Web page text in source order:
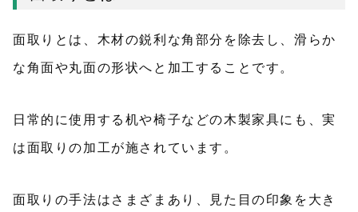
面取りとは、木材の鋭利な角部分を除去し、滑らか
な角面や丸面の形状へと加工することです。
日常的に使用する机や椅子などの木製家具にも、実
は面取りの加工が施されています。
面取りの手法はさまざまあり、見た目の印象を大き